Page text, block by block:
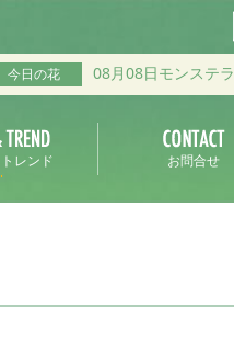
今日の花 08月08日モンステラ
レンド お問合せ